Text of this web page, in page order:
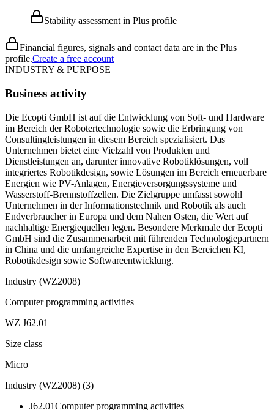
Stability assessment in Plus profile
Financial figures, signals and contact data are in the Plus
profile.Create a free account
INDUSTRY & PURPOSE
Business activity
Die Ecopti GmbH ist auf die Entwicklung von Soft- und Hardware
im Bereich der Robotertechnologie sowie die Erbringung von
Consultingleistungen in diesem Bereich spezialisiert. Das
Unternehmen bietet eine Vielzahl von Produkten und
Dienstleistungen an, darunter innovative Robotiklösungen, voll
integriertes Robotikdesign, sowie Lösungen im Bereich erneuerbare
Energien wie PV-Anlagen, Energieversorgungssysteme und
Wasserstoff-Brennstoffzellen. Die Zielgruppe umfasst sowohl
Unternehmen in der Informationstechnik und Robotik als auch
Endverbraucher in Europa und dem Nahen Osten, die Wert auf
nachhaltige Energiequellen legen. Besondere Merkmale der Ecopti
GmbH sind die Zusammenarbeit mit führenden Technologiepartnern
in China und die umfangreiche Expertise in den Bereichen KI,
Robotikdesign sowie Softwareentwicklung.
Industry (WZ2008)
Computer programming activities
WZ J62.01
Size class
Micro
Industry (WZ2008) (3)
J62.01Computer programming activities